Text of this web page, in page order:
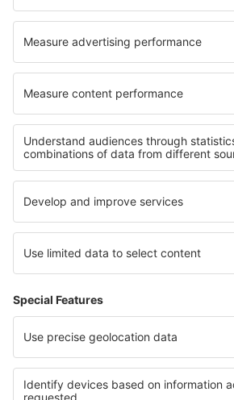
Vila Do Porto (ZAZ)